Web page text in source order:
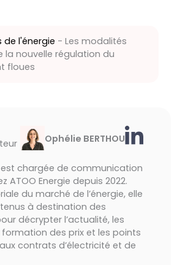
de l'énergie - Les modalités
la nouvelle régulation du
floues
Ophélie BERTHOU
chargée de communication
ATOO Energie depuis 2022.
du marché de l’énergie, elle
à destination des
décrypter l’actualité, les
des prix et les points
contrats d’électricité et de